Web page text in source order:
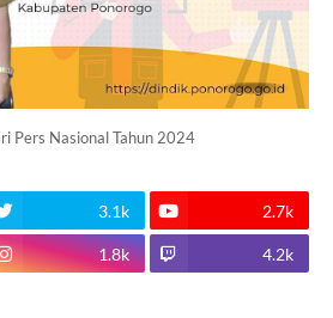
Pers Nasional Tahun 2024
3.1k 2.7k
1.8k 4.2k